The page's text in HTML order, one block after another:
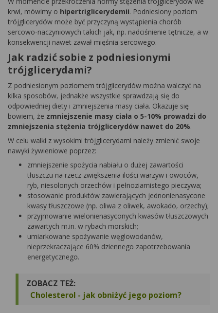
krwi, mówimy o hipertriglicerydemii. Podniesiony poziom
trójglicerydów może być przyczyną wystąpienia chorób
sercowo-naczyniowych takich jak, np. nadciśnienie tętnicze, a w
konsekwencji nawet zawał mięśnia sercowego.
Jak radzić sobie z podniesionymi
trójglicerydami?
Z podniesionym poziomem trójglicerydów można walczyć na
kilka sposobów, jednakże wszystkie sprawdzają się do
odpowiedniej diety i zmniejszenia masy ciała. Okazuje się
bowiem, że zmniejszenie masy ciała o 5-10% prowadzi do
zmniejszenia stężenia trójglicerydów nawet do 20%.
W celu walki z wysokimi trójglicerydami należy zmienić swoje
nawyki żywieniowe poprzez:
zmniejszenie spożycia nabiału o dużej zawartości
tłuszczu na rzecz zwiększenia ilości warzyw i owoców,
ryb, niesolonych orzechów i pełnoziarnistego pieczywa;
stosowanie produktów zawierających jednonienasycone
kwasy tłuszczowe (np. oliwa z oliwek, awokado, orzechy);
przyjmowanie wielonienasyconych kwasów tłuszczowych
zawartych m.in. w rybach morskich;
umiarkowane spożywanie węglowodanów,
nieprzekraczające 60% dziennego zapotrzebowania
energetycznego.
ZOBACZ TEŻ:
Cholesterol - jak obniżyć jego poziom?